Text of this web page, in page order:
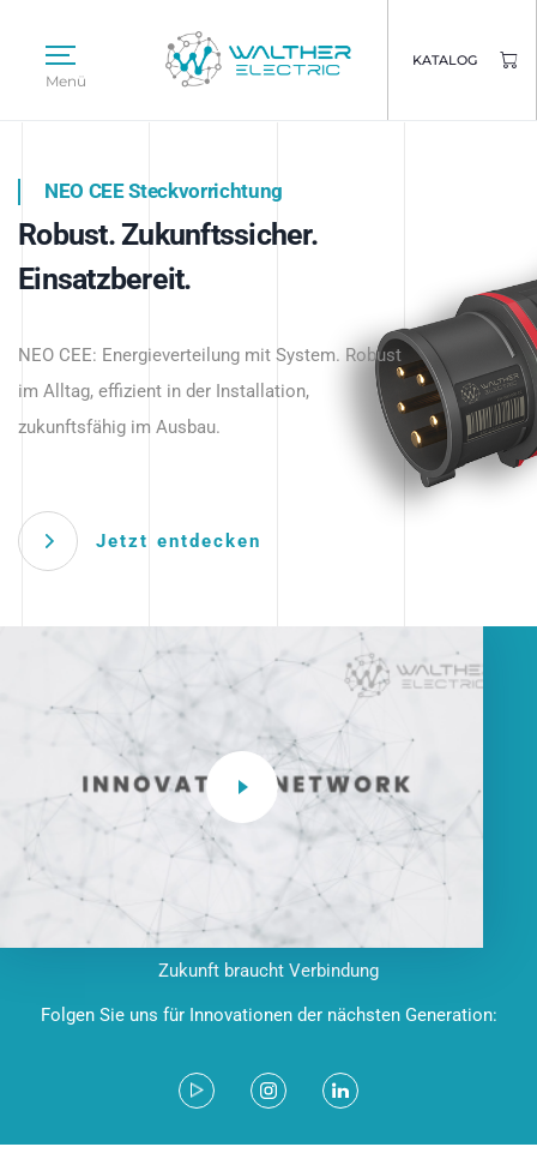
Menü
KATALOG
Intelligente Stromverteilung
beginnt hier.
NEO CEE Steckvorrichtung
Robust. Zukunftssicher.
Einsatzbereit.
NEO CEE: Energieverteilung mit System. Robust
im Alltag, effizient in der Installation,
zukunftsfähig im Ausbau.
Jetzt entdecken
Intelligenz trifft Energie.
Anwendungen – robust, IP-geschützt und
zukunftsfähig.
Zukunft braucht Verbindung
Folgen Sie uns für Innovationen der nächsten Generation: